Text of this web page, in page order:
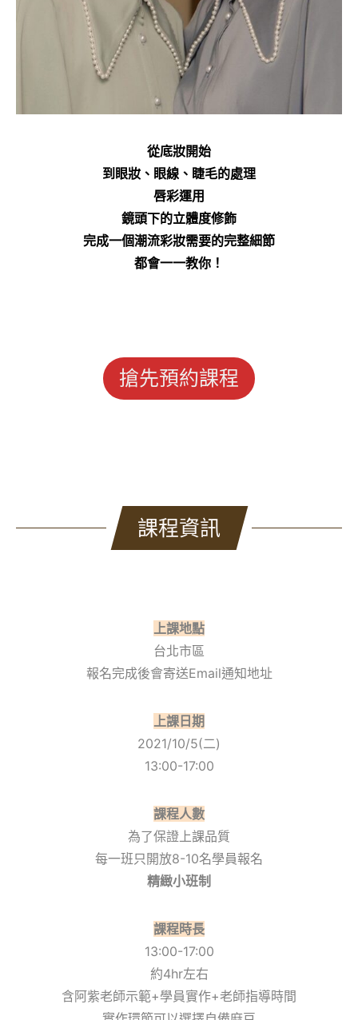
從底妝開始
到眼妝、眼線、睫毛的處理
唇彩運用
鏡頭下的立體度修飾
完成一個潮流彩妝需要的完整細節
都會一一教你！
搶先預約課程
課程資訊
上課地點
台北市區
報名完成後會寄送Email通知地址
上課日期
2021/10/5(二)
13:00-17:00
課程人數
為了保證上課品質
每一班只開放8-10名學員報名
精緻小班制
課程時長
13:00-17:00
約4hr左右
含阿紫老師示範+學員實作+老師指導時間